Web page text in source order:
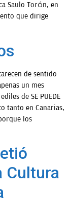
Saulo Torón, en
que dirige
de sentido
un mes
de SE PUEDE
tanto en Canarias,
los
Cultura